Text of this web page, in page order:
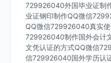
729926040外国毕业证制
业证钢印制作QQ微信
QQ微信729926040真实
729926040制作国外会计
文凭认证的方式QQ微信
信729926040国外学历认